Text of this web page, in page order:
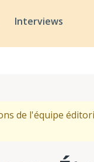
Interviews
de l'équipe